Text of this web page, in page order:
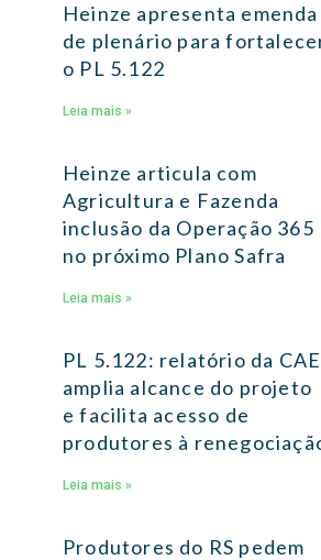
Heinze apresenta emenda
de plenário para
o PL 5.122
Leia mais »
Heinze articula com
Agricultura e Fazenda
inclusão da Operação 365
no próximo Plano Safra
Leia mais »
PL 5.122: relatório da CAE
amplia alcance do projeto
e facilita acesso de
produtores à
Leia mais »
Produtores do RS pedem